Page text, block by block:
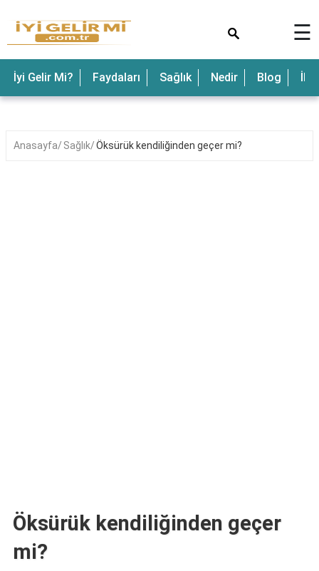
☰
İyi Gelir Mi? Faydaları Sağlık Nedir Blog
Anasayfa Sağlık Öksürük kendiliğinden geçer mi?
Öksürük kendiliğinden geçer
mi?